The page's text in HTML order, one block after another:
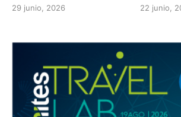
29 junio, 2026
22 junio,